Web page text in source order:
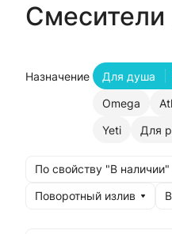
Смесители
Назначение
Omega
Yeti
Для душа
Для
По свойству "В
Поворотный излив